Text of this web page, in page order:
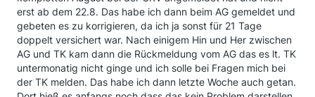
erst ab dem 22.8. Das habe ich dann beim AG gemeldet und
gebeten es zu korrigieren, da ich ja sonst für 21 Tage
doppelt versichert war. Nach einigem Hin und Her zwischen
AG und TK kam dann die Rückmeldung vom AG das es lt. TK
untermonatig nicht ginge und ich solle bei Fragen mich bei
der TK melden. Das habe ich dann letzte Woche auch getan.